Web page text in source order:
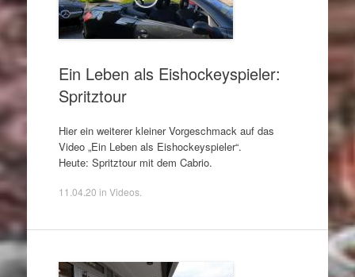
Ein Leben als Eishockeyspieler:
Spritztour
Hier ein weiterer kleiner Vorgeschmack auf das
Video „Ein Leben als Eishockeyspieler“.
Heute: Spritztour mit dem Cabrio.
11.04.20 in Videos.